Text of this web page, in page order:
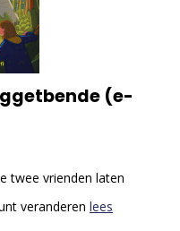
(e-
twee vrienden laten
veranderen lees